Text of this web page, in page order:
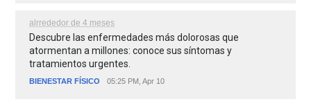
alrrededor de 4 meses
Descubre las enfermedades más dolorosas que
atormentan a millones: conoce sus síntomas y
tratamientos urgentes.
BIENESTAR FÍSICO 05:25 PM, Apr 10